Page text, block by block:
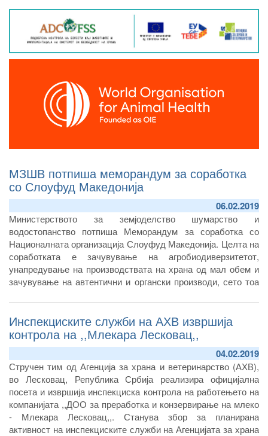
МЗШВ потпиша меморандум за соработка
со Слоуфуд Македонија
06.02.2019
Mинистерството за земјоделство шумарство и
водостопанство потпиша Меморандум за соработка со
Националната организација Слоуфуд Македонија. Целта на
соработката е зачувување на агробиодиверзитетот,
унапредување на производствата на храна од мал обем и
зачувување на автентични и органски производи, сето тоа
гастрономијата и туризмот.
Инспекциските служби на АХВ извршија
контрола на ,,Млекара Лесковац,,
04.02.2019
Стручен тим од Агенција за храна и ветеринарство (АХВ),
во Лесковац, Република Србија реализира официјална
посета и извршија инспекциска контрола на работењето на
компанијата ,,ДОО за преработка и конзервирање на млеко
- Млекара Лесковац,,. Станува збор за планирана
активност на инспекциските служби на Агенцијата за храна